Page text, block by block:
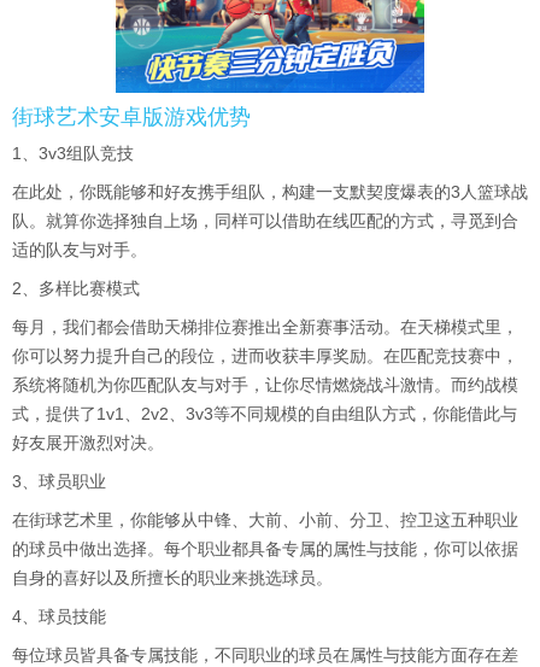
街球艺术安卓版游戏优势
1、3v3组队竞技
在此处，你既能够和好友携手组队，构建一支默契度爆表的3人篮球战
队。就算你选择独自上场，同样可以借助在线匹配的方式，寻觅到合
适的队友与对手。
2、多样比赛模式
每月，我们都会借助天梯排位赛推出全新赛事活动。在天梯模式里，
你可以努力提升自己的段位，进而收获丰厚奖励。在匹配竞技赛中，
系统将随机为你匹配队友与对手，让你尽情燃烧战斗激情。而约战模
式，提供了1v1、2v2、3v3等不同规模的自由组队方式，你能借此与
好友展开激烈对决。
3、球员职业
在街球艺术里，你能够从中锋、大前、小前、分卫、控卫这五种职业
的球员中做出选择。每个职业都具备专属的属性与技能，你可以依据
自身的喜好以及所擅长的职业来挑选球员。
4、球员技能
每位球员皆具备专属技能，不同职业的球员在属性与技能方面存在差